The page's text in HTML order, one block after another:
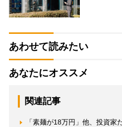
あわせて読みたい
あなたにオススメ
関連記事
「素麺が18万円」他、投資家